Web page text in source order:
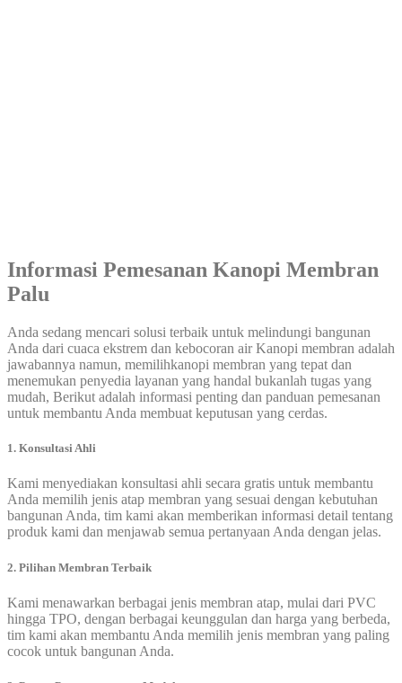
Informasi Pemesanan Kanopi Membran
Palu
Anda sedang mencari solusi terbaik untuk melindungi bangunan
Anda dari cuaca ekstrem dan kebocoran air Kanopi membran adalah
jawabannya namun, memilihkanopi membran yang tepat dan
menemukan penyedia layanan yang handal bukanlah tugas yang
mudah, Berikut adalah informasi penting dan panduan pemesanan
untuk membantu Anda membuat keputusan yang cerdas.
1. Konsultasi Ahli
Kami menyediakan konsultasi ahli secara gratis untuk membantu
Anda memilih jenis atap membran yang sesuai dengan kebutuhan
bangunan Anda, tim kami akan memberikan informasi detail tentang
produk kami dan menjawab semua pertanyaan Anda dengan jelas.
2. Pilihan Membran Terbaik
Kami menawarkan berbagai jenis membran atap, mulai dari PVC
hingga TPO, dengan berbagai keunggulan dan harga yang berbeda,
tim kami akan membantu Anda memilih jenis membran yang paling
cocok untuk bangunan Anda.